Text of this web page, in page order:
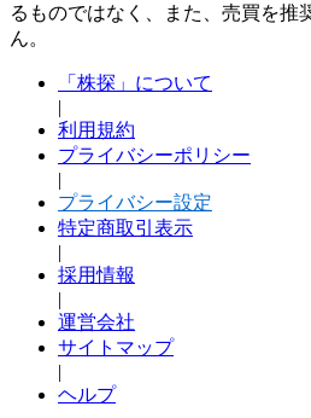
るものではなく、また、売買を推
ん。
「株探」について
|
利用規約
プライバシーポリシー
|
プライバシー設定
特定商取引表示
|
採用情報
|
運営会社
サイトマップ
|
ヘルプ